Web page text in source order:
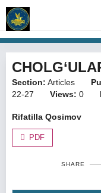
Section: Articles
22-27
Views: 0
Rifatilla Qosimov
PDF
SHARE